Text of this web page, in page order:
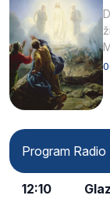
Program Radio
12:10